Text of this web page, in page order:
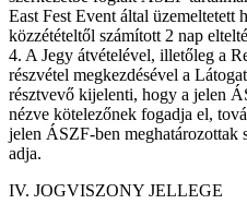
East Fest Event által üzemeltetett
közzétételtől számított 2 nap
4. A Jegy átvételével, illetőleg a
részvétel megkezdésével a
résztvevő kijelenti, hogy a jelen
nézve kötelezőnek fogadja el,
jelen ÁSZF-ben meghatározottak
adja.
IV. JOGVISZONY JELLEGE